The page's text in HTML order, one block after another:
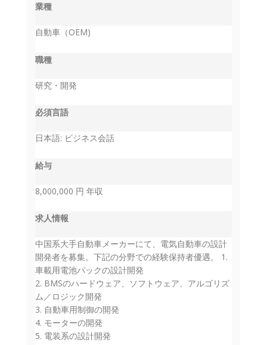
業種
自動車（OEM)
職種
研究・開発
必須言語
日本語: ビジネス会話
給与
8,000,000 円 年収
求人情報
中国系大手自動車メーカーにて、電気自動車の設計
開発者を募集。下記の分野での経験保持者優遇。 1.
車載用電池パックの設計開発
2. BMSのハードウェア、ソフトウェア、アルゴリズ
ム／ロジック開発
3. 自動車用制御の開発
4. モーターの開発
5. 電装系の設計開発